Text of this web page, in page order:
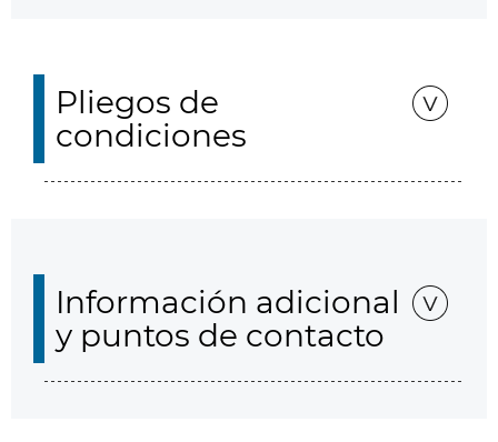
Pliegos de
condiciones
Información adicional
y puntos de contacto